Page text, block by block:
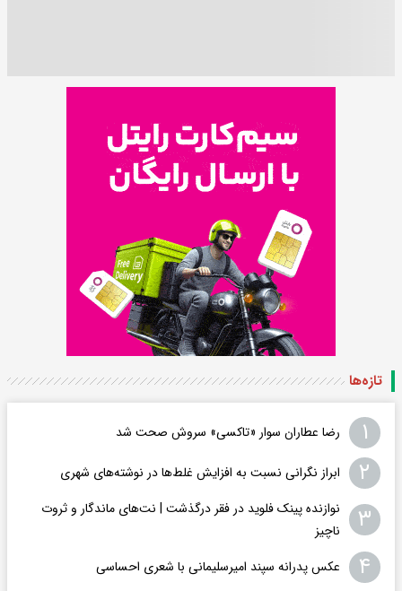
تازه‌ها
۱ رضا عطاران سوار «تاکسی» سروش صحت شد
۲ ابراز نگرانی نسبت به افزایش غلط‌ها در نوشته‌های شهری
۳
نوازنده پینک فلوید در فقر درگذشت | نت‌های ماندگار و ثروت
ناچیز
۴ عکس پدرانه سپند امیرسلیمانی با شعری احساسی